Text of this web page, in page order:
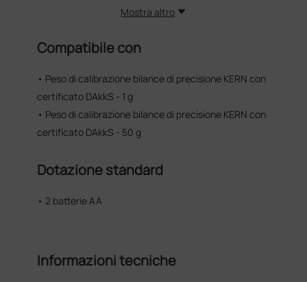
Mostra altro
Compatibile con
• Peso di calibrazione bilance di precisione KERN con
certificato DAkkS - 1 g
• Peso di calibrazione bilance di precisione KERN con
certificato DAkkS - 50 g
Dotazione standard
• 2 batterie AA
Informazioni tecniche